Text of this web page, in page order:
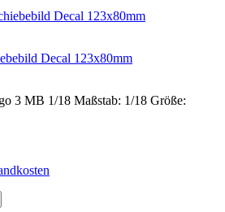
Decal 123x80mm
3 MB 1/18 Maßstab: 1/18 Größe: